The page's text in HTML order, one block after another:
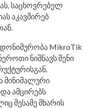
საცხოვრებელ
აკავშირებ
MikroTik
ნიშნავს შენი
მინიმალური
ამცირებს
მესამე მხარის